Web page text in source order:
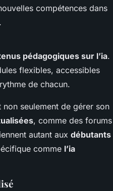
compétences dans
.
pédagogiques sur l’ia.
flexibles, accessibles
de chacun.
seulement de gérer son
, comme des forums
autant aux débutants
comme l’ia